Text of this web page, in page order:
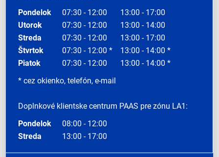
Pondelok
07:30 - 12:00
13:00 - 17:00
Utorok
07:30 - 12:00
13:00 - 14:00
Streda
07:30 - 12:00
13:00 - 17:00
Štvrtok
07:30 - 12:00 *
13:00 - 14:00 *
Piatok
07:30 - 12:00
13:00 - 14:00 *
* cez okienko, telefón, e-mail
Doplnkové klientske centrum PAAS pre zónu LA1:
Pondelok
08:00 - 12:00
Streda
13:00 - 17:00